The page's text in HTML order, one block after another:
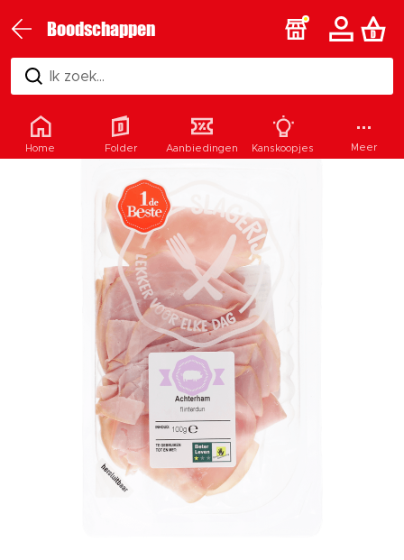
Boodschappen
Ik zoek...
Home Folder Aanbiedingen Kanskoopjes Meer